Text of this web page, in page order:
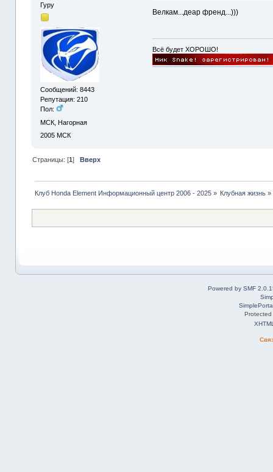
Гуру
Сообщений: 8443
Репутация: 210
Пол:
МСК, Нагорная
2005 МСК
Велкам...деар френд...)))
Всё будет ХОРОШО!
Страницы: [1] Вверх
Клуб Honda Element Информационный центр 2006 - 2025» Клубная жизнь »
Powered by SMF